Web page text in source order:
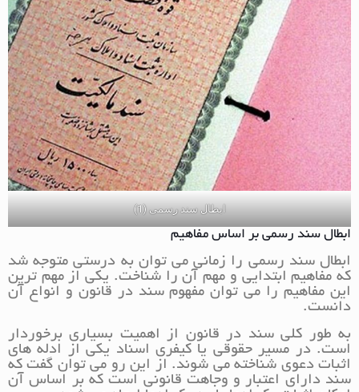
ابطال سند رسمی (1)
ابطال سند رسمی بر اساس مفاهیم
ابطال سند رسمی را زمانی می توان به درستی متوجه شد
که مفاهیم ابتدایی و مهم آن را شناخت. یکی از مهم ترین
این مفاهیم را می توان مفهوم سند در قانون و انواع آن
دانست.
به طور کلی سند در قانون از اهمیت بسیاری برخوردار
است. در مسیر حقوقی یا کیفری اسناد یکی از ادله های
اثبات دعوی شناخته می شوند. از این رو می توان گفت که
سند دارای اعتبار و وجاهت قانونی است که بر اساس آن